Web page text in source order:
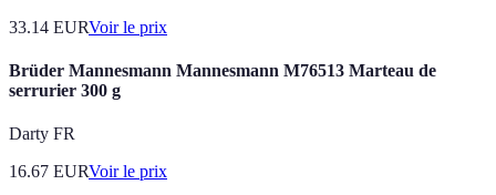
33.14 EURVoir le prix
Brüder Mannesmann Mannesmann M76513 Marteau de
serrurier 300 g
Darty FR
16.67 EURVoir le prix